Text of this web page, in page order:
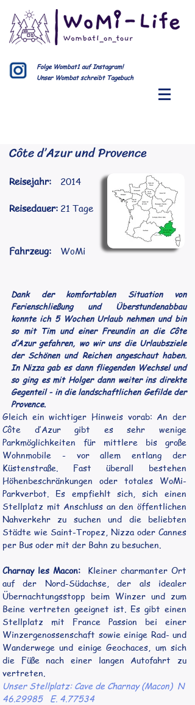
Folge Wombat1 auf Instagram!
Unser Wombat schreibt Tagebuch
Côte d’Azur und Provence
Reisejahr: 2014
Reisedauer: 21 Tage
Fahrzeug: WoMi
Dank der komfortablen Situation von
Ferienschließung und Überstundenabbau
konnte ich 5 Wochen Urlaub nehmen und bin
so mit Tim und einer Freundin an die Côte
d’Azur gefahren, wo wir uns die Urlaubsziele
der Schönen und Reichen angeschaut haben.
In Nizza gab es dann fliegenden Wechsel und
so ging es mit Holger dann weiter ins direkte
Gegenteil - in die landschaftlichen Gefilde der
Provence.
Gleich ein wichtiger Hinweis vorab: An der
Côte d’Azur gibt es sehr wenige
Parkmöglichkeiten für mittlere bis große
Wohnmobile - vor allem entlang der
Küstenstraße. Fast überall bestehen
Höhenbeschränkungen oder totales WoMi-
Parkverbot. Es empfiehlt sich, sich einen
Stellplatz mit Anschluss an den öffentlichen
Nahverkehr zu suchen und die beliebten
Städte wie Saint-Tropez, Nizza oder Cannes
per Bus oder mit der Bahn zu besuchen.
Charnay les Macon:
  Kleiner charmanter Ort
auf der Nord-Südachse, der als idealer
Übernachtungsstopp beim Winzer und zum
Beine vertreten geeignet ist. Es gibt einen
Stellplatz mit France Passion bei einer
Winzergenossenschaft sowie einige Rad- und
Wanderwege und einige Geochaces, um sich
die Füße nach einer langen Autofahrt zu
vertreten.
Unser Stellplatz: Cave de Charnay (Macon)  N
46.29985   E. 4.77534